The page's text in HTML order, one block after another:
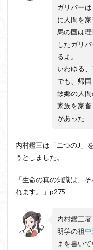
ガリバー
に人間を家
馬の国は
したガリ
るよ。
いわゆる、
でも、帰国
故郷の人
家族を家
があった
内村鑑三は「二つのJ」
うとしました。
「生命の真の知識は、
れます。」p275
内村鑑三
明学の祖中
まを書いて